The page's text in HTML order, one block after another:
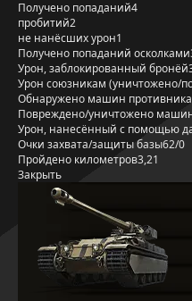
Получено попаданий4
пробитий2
не нанёсших урон1
Получено попаданий осколками
Урон, заблокированный бронёй
Урон союзникам (уничтожено/
Обнаружено машин противника
Повреждено/уничтожено
Урон, нанесённый с помощью
Очки захвата/защиты базы62/0
Пройдено километров3,21
Закрыть